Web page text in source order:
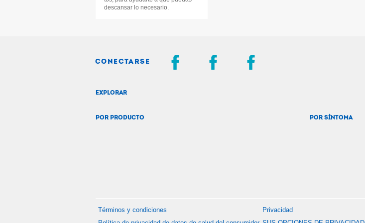
descansar lo necesario.
CONECTARSE
EXPLORAR
POR PRODUCTO POR SÍNTOMA
Términos y condiciones Privacidad